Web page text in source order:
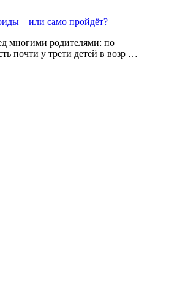
– или само пройдёт?
многими родителями: по
почти у трети детей в возр …